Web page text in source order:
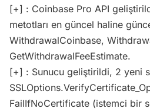
[+] : Coinbase Pro API
metotları en güncel haline
WithdrawalCoinbase,
GetWithdrawalFeeEstimate.
[+] : Sunucu geliştirildi, 2 yeni
FailIfNoCertificate (istemci bir